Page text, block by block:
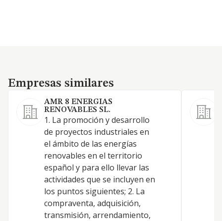
Empresas similares
Empresas similares
AMR 8 ENERGIAS
RENOVABLES SL.
1. La promoción y desarrollo
de proyectos industriales en
el ámbito de las energías
renovables en el territorio
español y para ello llevar las
actividades que se incluyen en
los puntos siguientes; 2. La
compraventa, adquisición,
transmisión, arrendamiento,